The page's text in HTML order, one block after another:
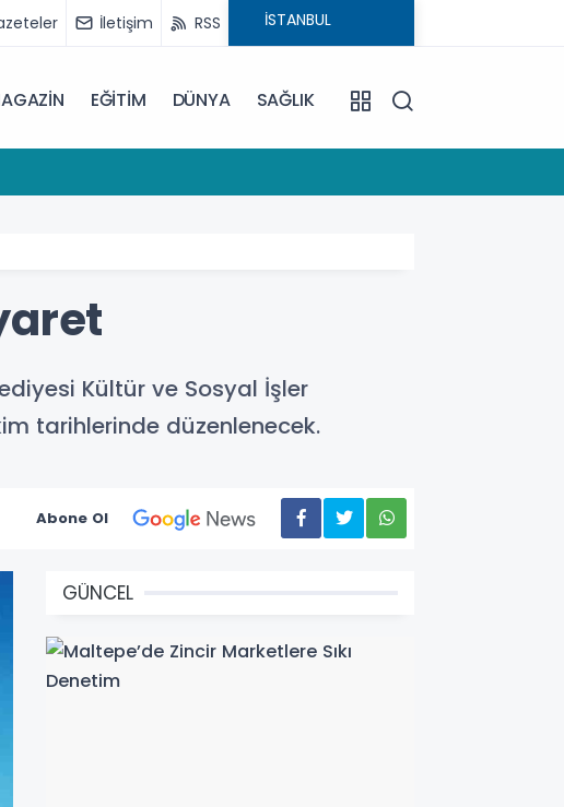
İletişim RSS
EĞİTİM DÜNYA SAĞLIK
Kültür ve Sosyal İşler
tarihlerinde düzenlenecek.
Abone Ol
GÜNCEL